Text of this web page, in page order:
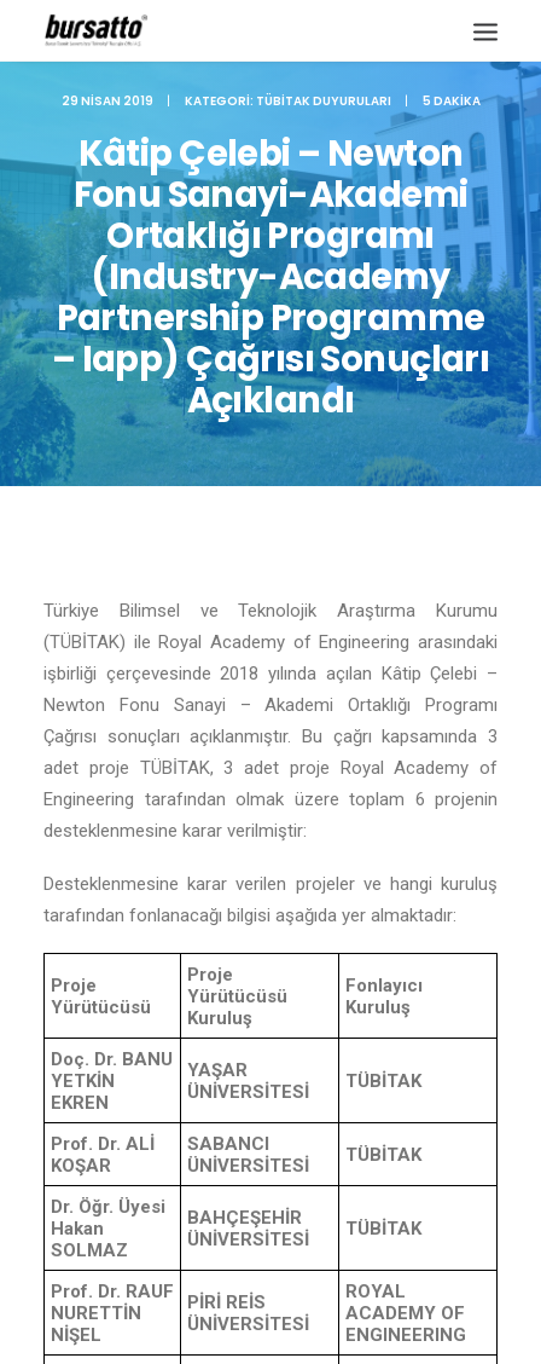
Site içi arama
29 NISAN 2019 | KATEGORI: TÜBITAK DUYURULARI | 5 DAKIKA
Kâtip Çelebi – Newton
Fonu Sanayi-Akademi
Ortaklığı Programı
(Industry-Academy
Partnership Programme
– Iapp) Çağrısı Sonuçları
Açıklandı
Türkiye Bilimsel ve Teknolojik Araştırma Kurumu
(TÜBİTAK) ile Royal Academy of Engineering arasındaki
işbirliği çerçevesinde 2018 yılında açılan Kâtip Çelebi –
Newton Fonu Sanayi – Akademi Ortaklığı Programı
Çağrısı sonuçları açıklanmıştır. Bu çağrı kapsamında 3
adet proje TÜBİTAK, 3 adet proje Royal Academy of
Engineering tarafından olmak üzere toplam 6 projenin
desteklenmesine karar verilmiştir:
Desteklenmesine karar verilen projeler ve hangi kuruluş
tarafından fonlanacağı bilgisi aşağıda yer almaktadır:
Proje
Yürütücüsü
Proje
Yürütücüsü
Kuruluş
Fonlayıcı
Kuruluş
Doç. Dr. BANU
YETKİN
EKREN
YAŞAR
ÜNİVERSİTESİ
TÜBİTAK
Prof. Dr. ALİ
KOŞAR
SABANCI
ÜNİVERSİTESİ
TÜBİTAK
Dr. Öğr. Üyesi
Hakan
SOLMAZ
BAHÇEŞEHİR
ÜNİVERSİTESİ
TÜBİTAK
Prof. Dr. RAUF
NURETTİN
NİŞEL
PİRİ REİS
ÜNİVERSİTESİ
ROYAL
ACADEMY OF
ENGINEERING